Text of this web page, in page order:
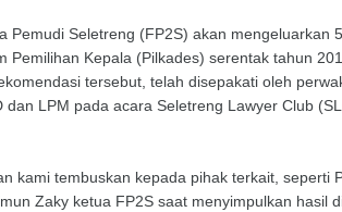
Pemudi Seletreng (FP2S) akan mengeluarkan
Pemilihan Kepala (Pilkades) serentak tahun
tersebut, telah disepakati oleh
LPM pada acara Seletreng Lawyer Club
kami tembuskan kepada pihak terkait, seperti
Zaky ketua FP2S saat menyimpulkan hasil